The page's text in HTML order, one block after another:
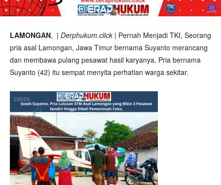
LAMONGAN, | Derphukum.click | Pernah Menjadi TKI, Seorang
pria asal Lamongan, Jawa Timur bernama Suyanto merancang
dan membawa pulang pesawat hasil karyanya. Pria bernama
Suyanto (42) itu sempat menyita perhatian warga sekitar.